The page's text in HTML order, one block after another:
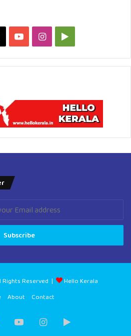
YouTubeInstagramGoogle
Play
Reserved |
Hello Kerala
About Contact
YouTubeInstagramGoogle